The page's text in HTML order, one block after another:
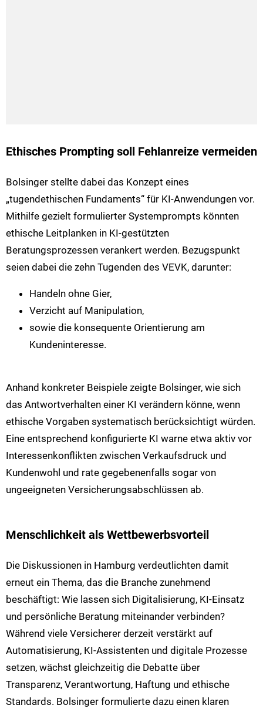
Ethisches Prompting soll Fehlanreize vermeiden
Bolsinger stellte dabei das Konzept eines
„tugendethischen Fundaments“ für KI-Anwendungen vor.
Mithilfe gezielt formulierter Systemprompts könnten
ethische Leitplanken in KI-gestützten
Beratungsprozessen verankert werden. Bezugspunkt
seien dabei die zehn Tugenden des VEVK, darunter:
Handeln ohne Gier,
Verzicht auf Manipulation,
sowie die konsequente Orientierung am
Kundeninteresse.
Anhand konkreter Beispiele zeigte Bolsinger, wie sich
das Antwortverhalten einer KI verändern könne, wenn
ethische Vorgaben systematisch berücksichtigt würden.
Eine entsprechend konfigurierte KI warne etwa aktiv vor
Interessenkonflikten zwischen Verkaufsdruck und
Kundenwohl und rate gegebenenfalls sogar von
ungeeigneten Versicherungsabschlüssen ab.
Menschlichkeit als Wettbewerbsvorteil
Die Diskussionen in Hamburg verdeutlichten damit
erneut ein Thema, das die Branche zunehmend
beschäftigt: Wie lassen sich Digitalisierung, KI-Einsatz
und persönliche Beratung miteinander verbinden?
Während viele Versicherer derzeit verstärkt auf
Automatisierung, KI-Assistenten und digitale Prozesse
setzen, wächst gleichzeitig die Debatte über
Transparenz, Verantwortung, Haftung und ethische
Standards. Bolsinger formulierte dazu einen klaren